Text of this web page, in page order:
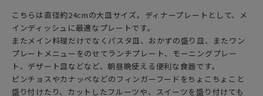
こちらは直径約24cmの大皿サイズ。ディナープレートとして、メ
インディッシュに最適なプレートです。
またメイン料理だけでなくパスタ皿、おかずの盛り皿、またワン
プレートメニューをのせてランチプレート、モーニングプレー
ト、デザート皿などなど、朝昼晩使える便利な食器です。
ピンチョスやカナッペなどのフィンガーフードをちょこちょこと
盛り付けたり、カットしたフルーツや、スイーツを盛り付けても